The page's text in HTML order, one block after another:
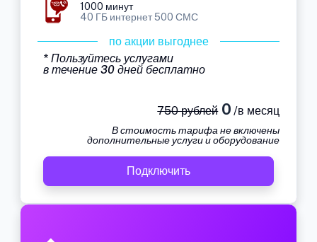
1000 минут
40 ГБ интернет 500 СМС
по акции выгоднее
* Пользуйтесь услугами
в течение 30 дней бесплатно
750 рублей0 /в месяц
В стоимость тарифа не включены
дополнительные услуги и оборудование
Подключить